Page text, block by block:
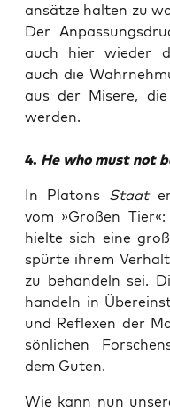
an­sät­ze hal­ten zu
Der
auch hier wie­der
auch die
aus der Mise­re,
werden.
4. He who must not
In Pla­tons Staat
vom »Gro­ßen
hiel­te sich eine
spür­te ihrem
zu behan­deln sei.
han­deln in
und Refle­xen der
sön­li­chen
dem Guten.
Wie kann nun